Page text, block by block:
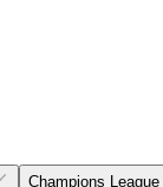
Champions League